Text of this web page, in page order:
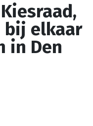
bij elkaar
in Den